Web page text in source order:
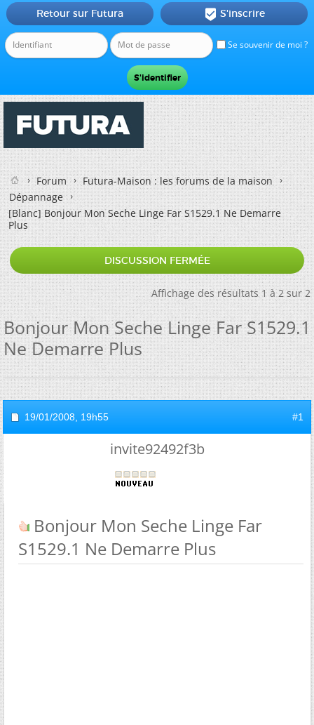
Se souvenir de moi ?
Retour sur Futura  S'inscrire
Forum
Futura-Maison : les forums de la maison
Dépannage
[Blanc]Bonjour Mon Seche Linge Far S1529.1 Ne Demarre
Plus
DISCUSSION FERMÉE
Affichage des résultats 1 à 2 sur 2
Bonjour Mon Seche Linge Far S1529.1
Ne Demarre Plus
19/01/2008, 19h55 #1
invite92492f3b
Bonjour Mon Seche Linge Far
S1529.1 Ne Demarre Plus